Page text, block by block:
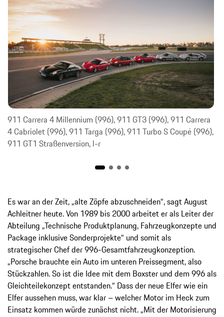
911 Carrera 4 Millennium (996), 911 GT3 (996), 911 Carrera
4 Cabriolet (996), 911 Targa (996), 911 Turbo S Coupé (996),
911 GT1 Straßenversion, l-r
Es war an der Zeit, „alte Zöpfe abzuschneiden“, sagt August
Achleitner heute. Von 1989 bis 2000 arbeitet er als Leiter der
Abteilung „Technische Produktplanung, Fahrzeugkonzepte und
Package inklusive Sonderprojekte“ und somit als
strategischer Chef der 996-Gesamtfahrzeugkonzeption.
„Porsche brauchte ein Auto im unteren Preissegment, also
Stückzahlen. So ist die Idee mit dem Boxster und dem 996 als
Gleichteilekonzept entstanden.“ Dass der neue Elfer wie ein
Elfer aussehen muss, war klar – welcher Motor im Heck zum
Einsatz kommen würde zunächst nicht. „Mit der Motorisierung